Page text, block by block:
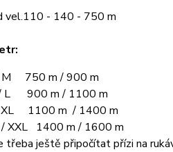
vel.110 - 140 - 750 m
M 750 m / 900 m
L 900 m / 1100 m
XL 1100 m / 1400 m
/ XXL 1400 m / 1600 m
třeba ještě připočítat přízi na